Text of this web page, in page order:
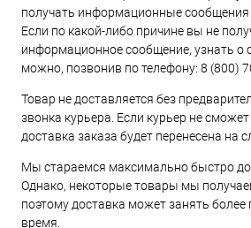
получать информационные сообщения
Если по какой-либо причине вы не
информационное сообщение, узнать о
можно, позвонив по телефону: 8 (800)
Товар не доставляется без
звонка курьера. Если курьер не
доставка заказа будет перенесена на
Мы стараемся максимально быстро
Однако, некоторые товары мы
поэтому доставка может занять
время.